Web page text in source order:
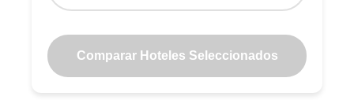
Comparar Hoteles Seleccionados